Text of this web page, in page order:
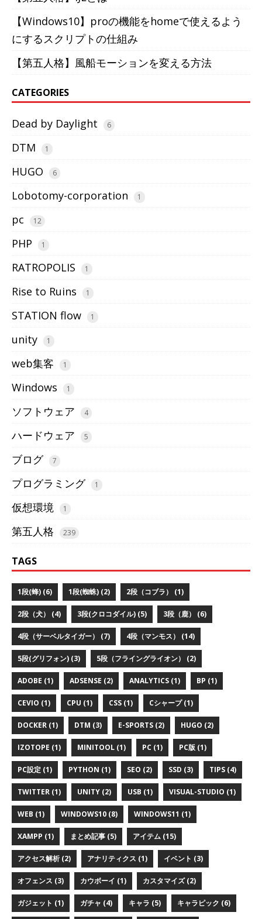
【Windows10】proの機能をhomeで使えるよう
にするスクリプトの仕組み
【第五人格】風船モーションを変える方法
CATEGORIES
Dead by Daylight 6
DTM 1
HUGO 6
Lobotomy-corporation 1
pc 12
PHP 1
RATROPOLIS 1
Rise to Ruins 1
STATION flow 1
unity 1
web集客 1
Windows 1
ソフトウェア 4
ハードウェア 5
ブログ 7
プログラミング 1
仮想環境 1
第五人格 239
TAGS
1段(蜂) (6) 1段(蜘蛛) (2) 2段（コブラ） (1)
2段（犬） (4) 3段(クロコダイル) (5) 3段（鹿） (6)
4段（サーベルタイガー） (7) 4段（マンモス） (14)
5段(グリフォン) (3) 5段（フライングライオン） (2)
ADOBE (1) ADSENSE (2) ANALYTICS (1) BP (1)
CEVIO (1) CPU (1) CSS (1) Cシャープ (1)
DOCKER (1) DTM (3) E-SPORTS (2) HUGO (2)
IZOTOPE (1) MINITOOL (1) PC (1) PC版 (1)
PC設定 (1) PYTHON (1) SEO (2) SSD (3) TIPS (4)
TWITTER (1) UNITY (2) USB (1) VISUAL-STUDIO (1)
WEB (1) WINDOWS10 (8) WINDOWS11 (1)
XAMPP (1) まとめ記事 (5) アイテム (15)
アクセス解析 (2) アナリティクス (1) イベント (3)
オフェンス (3) カウボーイ (1) カスタマイズ (2)
ガジェット (1) ガチャ (4) キャラ (5) キャラピック (6)